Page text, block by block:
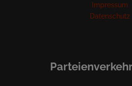
Impressum
Datenschutz